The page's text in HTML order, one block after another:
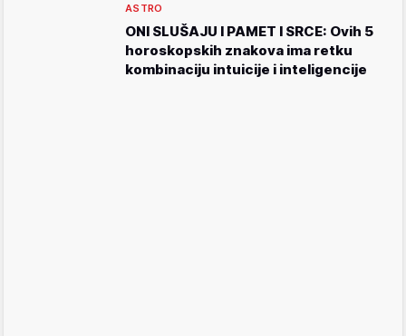
ASTRO
ONI SLUŠAJU I PAMET I SRCE: Ovih 5
horoskopskih znakova ima retku
kombinaciju intuicije i inteligencije